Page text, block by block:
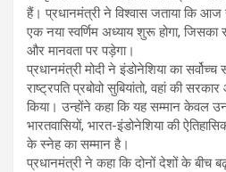
हैं। प्रधानमंत्री ने विश्वास जताया कि आज
एक नया स्वर्णिम अध्याय शुरू होगा, जिसका
और मानवता पर पड़ेगा।
प्रधानमंत्री मोदी ने इंडोनेशिया का
राष्ट्रपति प्रबोवो सुबियांतो, वहां की
किया। उन्होंने कहा कि यह सम्मान केवल
भारतवासियों, भारत-इंडोनेशिया की
के स्नेह का सम्मान है।
प्रधानमंत्री ने कहा कि दोनों देशों के बीच